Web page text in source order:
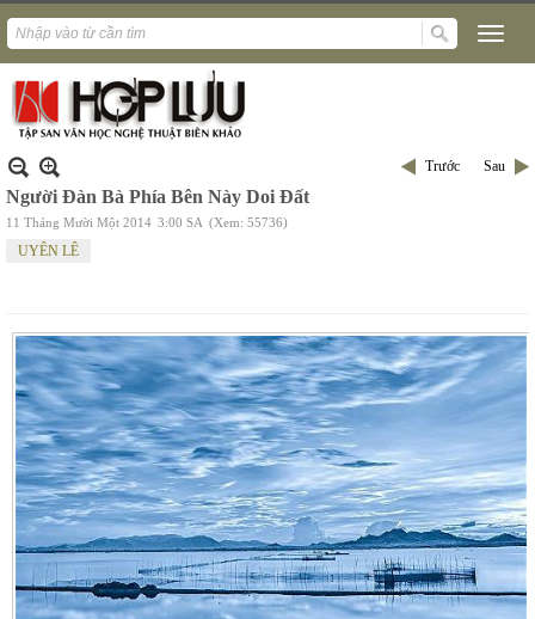
Trước Sau
Người Đàn Bà Phía Bên Này Doi Đất
11 Tháng Mười Một 2014 3:00 SA (Xem: 55736)
UYÊN LÊ